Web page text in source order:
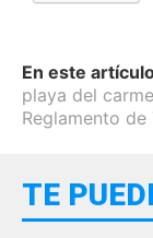
En este
playa del
Reglamento de
TE